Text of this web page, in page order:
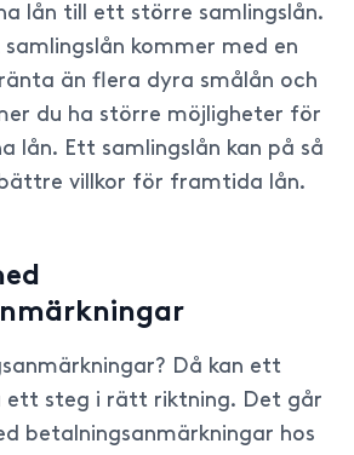
lån till ett större samlingslån.
kommer med en
än flera dyra smålån och
du ha större möjligheter för
lån. Ett samlingslån kan på så
villkor för framtida lån.
Då kan ett
ett steg i rätt riktning. Det går
betalningsanmärkningar hos